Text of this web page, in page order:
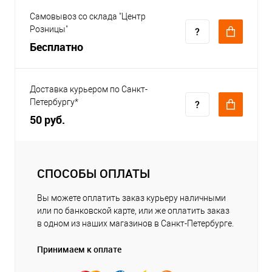
Самовывоз со склада "Центр
Розницы"
Бесплатно
Доставка курьером по Санкт-
Петербургу*
50 руб.
СПОСОБЫ ОПЛАТЫ
Вы можете оплатить заказ курьеру наличными
или по банковской карте, или же оплатить заказ
в одном из наших магазинов в Санкт-Петербурге.
Принимаем к оплате